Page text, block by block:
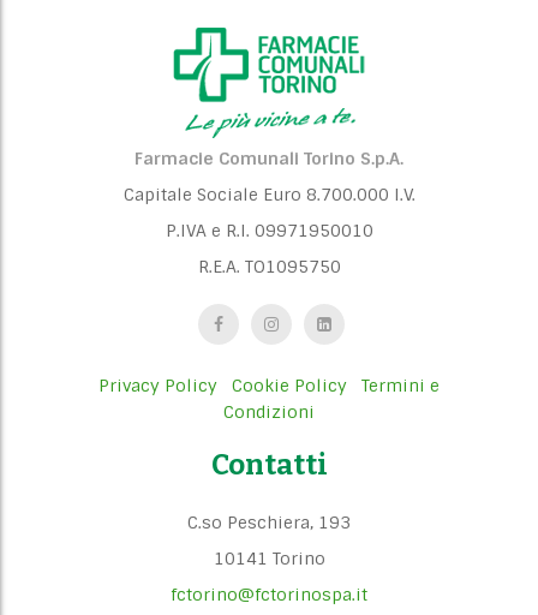
Farmacie Comunali Torino S.p.A.
Capitale Sociale Euro 8.700.000 I.V.
P.IVA e R.I. 09971950010
R.E.A. TO1095750
Privacy Policy Cookie Policy
Termini e
Condizioni
Contatti
C.so Peschiera, 193
10141 Torino
fctorino@fctorinospa.it